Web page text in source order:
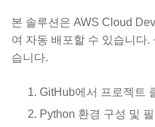
본 솔루션은 AWS Cloud
여 자동 배포할 수 있습니다
습니다.
GitHub에서 프로젝트
Python 환경 구성 및